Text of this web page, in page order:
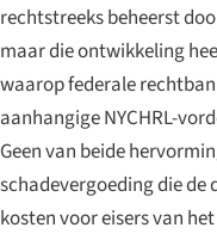
rechtstreeks beheerst
maar die ontwikkeling
waarop federale
aanhangige NYCHRL-
Geen van beide
schadevergoeding die de
kosten voor eisers van